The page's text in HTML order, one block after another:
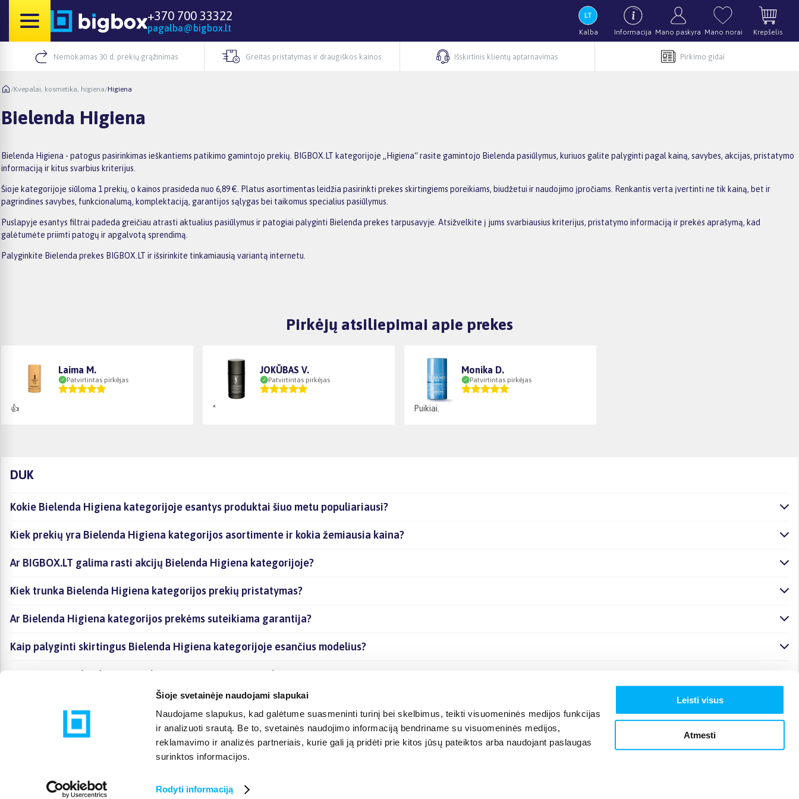
Šioje svetainėje naudojami slapukai
Naudojame slapukus, kad galėtume suasmeninti turinį bei skelbimus, teikti visuomeninės medijos funkcijas
ir analizuoti srautą. Be to, svetainės naudojimo informaciją bendriname su visuomeninės medijos,
reklamavimo ir analizės partneriais, kurie gali ją pridėti prie kitos jūsų pateiktos arba naudojant paslaugas
surinktos informacijos.
Rodyti informaciją
Leisti visus
Atmesti
+370 700 33322
pagalba@bigbox.lt Kalba Informacija Mano paskyra Mano norai Krepšelis
Nemokamas 30 d. prekių grąžinimas Greitas pristatymas ir draugiškos kainos Išskirtinis klientų aptarnavimas Pirkimo gidai
/Kvepalai, kosmetika, higiena/Higiena
Bielenda Higiena
Bielenda Higiena - patogus pasirinkimas ieškantiems patikimo gamintojo prekių. BIGBOX.LT kategorijoje „Higiena“ rasite gamintojo Bielenda pasiūlymus, kuriuos galite palyginti pagal kainą, savybes, akcijas, pristatymo
informaciją ir kitus svarbius kriterijus.
Šioje kategorijoje siūloma 1 prekių, o kainos prasideda nuo 6,89 €. Platus asortimentas leidžia pasirinkti prekes skirtingiems poreikiams, biudžetui ir naudojimo įpročiams. Renkantis verta įvertinti ne tik kainą, bet ir
pagrindines savybes, funkcionalumą, komplektaciją, garantijos sąlygas bei taikomus specialius pasiūlymus.
Puslapyje esantys filtrai padeda greičiau atrasti aktualius pasiūlymus ir patogiai palyginti Bielenda prekes tarpusavyje. Atsižvelkite į jums svarbiausius kriterijus, pristatymo informaciją ir prekės aprašymą, kad
galėtumėte priimti patogų ir apgalvotą sprendimą.
Palyginkite Bielenda prekes BIGBOX.LT ir išsirinkite tinkamiausią variantą internetu.
Pirkėjų atsiliepimai apie prekes
Laima M.
Patvirtintas pirkėjas
👍
JOKŪBAS V.
Patvirtintas pirkėjas
*
Monika D.
Patvirtintas pirkėjas
Puikiai.
DUK
Kokie Bielenda Higiena kategorijoje esantys produktai šiuo metu populiariausi?
Kiek prekių yra Bielenda Higiena kategorijos asortimente ir kokia žemiausia kaina?
Ar BIGBOX.LT galima rasti akcijų Bielenda Higiena kategorijoje?
Kiek trunka Bielenda Higiena kategorijos prekių pristatymas?
Ar Bielenda Higiena kategorijos prekėms suteikiama garantija?
Kaip palyginti skirtingus Bielenda Higiena kategorijoje esančius modelius?
Kaip įsigyti Bielenda Higiena kategorijoje esančias prekes internetu?